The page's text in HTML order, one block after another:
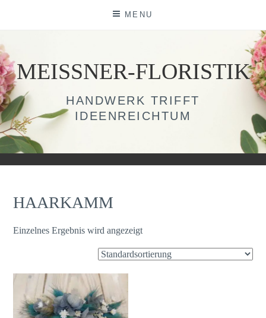
MENU
MEISSNER-FLORISTIK
HANDWERK TRIFFT
IDEENREICHTUM
HAARKAMM
Einzelnes Ergebnis wird angezeigt